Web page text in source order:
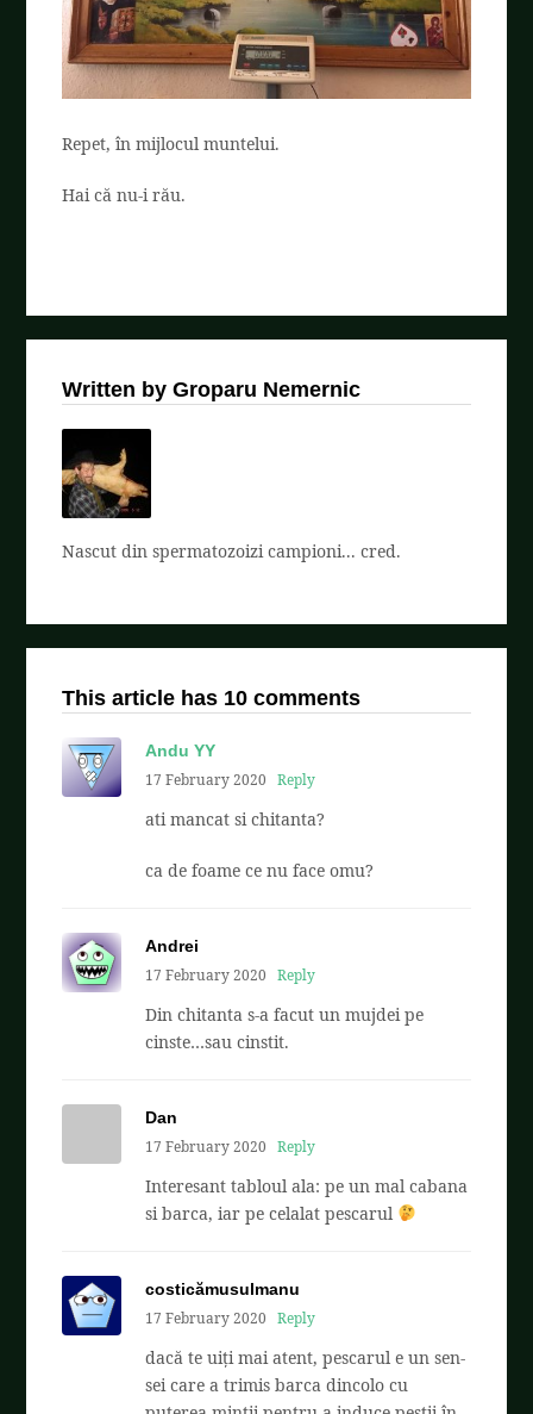
Repet, în mijlocul muntelui.
Hai că nu-i rău.
Written by Groparu Nemernic
Nascut din spermatozoizi campioni... cred.
This article has 10 comments
Andu YY
17 February 2020
Reply
ati mancat si chitanta?
ca de foame ce nu face omu?
Andrei
17 February 2020
Reply
Din chitanta s-a facut un mujdei pe
cinste…sau cinstit.
Dan
17 February 2020
Reply
Interesant tabloul ala: pe un mal cabana
si barca, iar pe celalat pescarul
costicămusulmanu
17 February 2020
Reply
dacă te uiți mai atent, pescarul e un sen-
sei care a trimis barca dincolo cu